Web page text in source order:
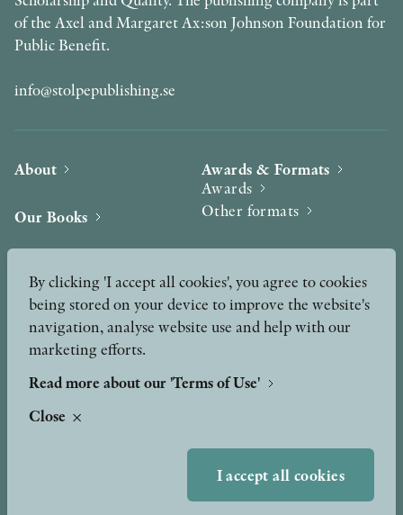
of the Axel and Margaret Ax:son Johnson Foundation for
Public Benefit.
info@stolpepublishing.se
About
Our Books
News
Podcast & Video
Awards & Formats
Awards
Other formats
Press
Peer Review process
By clicking 'I accept all cookies', you agree to cookies
being stored on your device to improve the website's
navigation, analyse website use and help with our
marketing efforts.
Read more about our 'Terms of Use'
Close
I accept all cookies